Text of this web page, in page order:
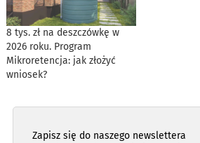
8 tys. zł na deszczówkę w
2026 roku. Program
Mikroretencja: jak złożyć
wniosek?
Zapisz się do naszego newslettera